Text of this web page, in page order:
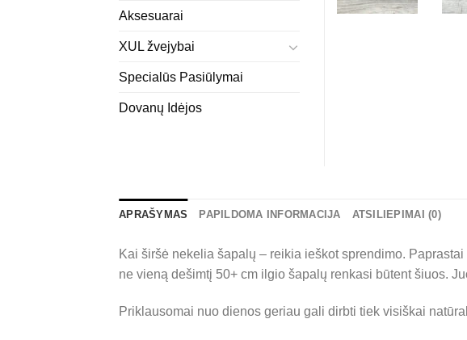
Aksesuarai
XUL žvejybai
Specialūs Pasiūlymai
Dovanų Idėjos
APRAŠYMAS PAPILDOMA INFORMACIJA ATSILIEPIMAI (0)
Kai širšė nekelia šapalų – reikia ieškot sprendimo.
ne vieną dešimtį 50+ cm ilgio šapalų renkasi būtent šiuos.
Priklausomai nuo dienos geriau gali dirbti tiek visiškai